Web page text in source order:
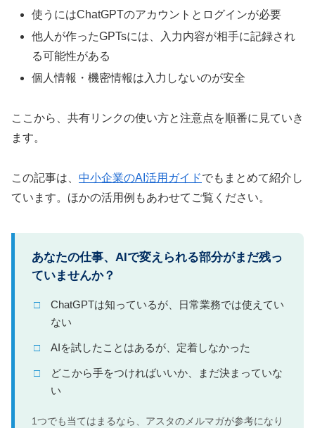
使うにはChatGPTのアカウントとログインが必要
他人が作ったGPTsには、入力内容が相手に記録され
る可能性がある
個人情報・機密情報は入力しないのが安全
ここから、共有リンクの使い方と注意点を順番に見ていき
ます。
この記事は、 中小企業のAI活用ガイドでもまとめて紹介し
ています。ほかの活用例もあわせてご覧ください。
あなたの仕事、AIで変えられる部分がまだ残っ
ていませんか？
ChatGPTは知っているが、日常業務では使えてい
ない
AIを試したことはあるが、定着しなかった
どこから手をつければいいか、まだ決まっていな
い
1つでも当てはまるなら、アスタのメルマガが参考になり